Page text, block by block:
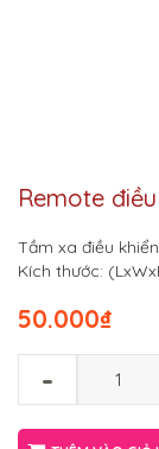
Remote
Tầm xa điều
Kích thước:
₫
50.000
-